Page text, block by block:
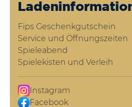
Fips Geschenkgutschein
Service und Öffnungszeiten
Spieleabend
Spielekisten und Verleih
Instagram
Facebook